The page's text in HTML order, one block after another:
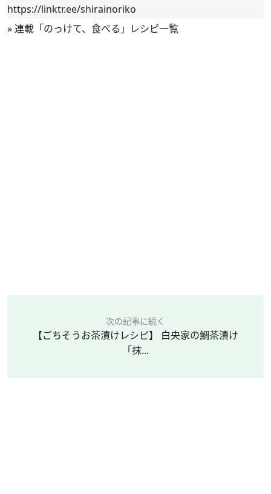
https://linktr.ee/shirainoriko
»連載「のっけて、食べる」レシピ一覧
次の記事に続く
【ごちそうお茶漬けレシピ】 白央家の鯛茶漬け
「抹...